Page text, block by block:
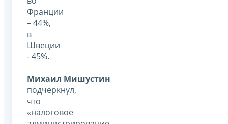
Франции
– 44%,
в
Швеции
- 45%.
Михаил Мишустин
подчеркнул,
что
«налоговое